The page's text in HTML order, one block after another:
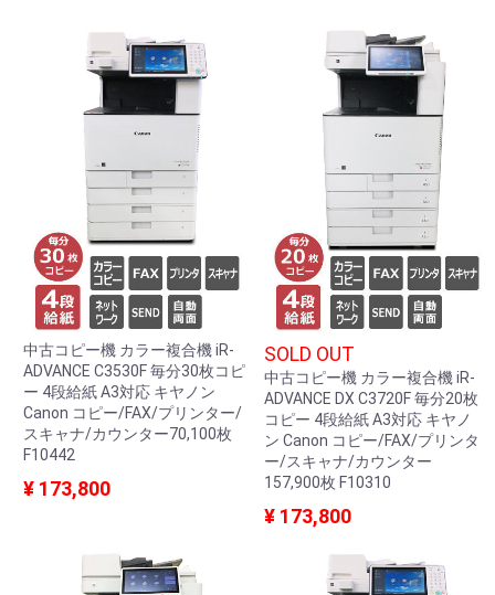
中古コピー機 カラー複合機 iR-
ADVANCE C3530F 毎分30枚コピ
ー 4段給紙 A3対応 キヤノン
Canon コピー/FAX/プリンター/
スキャナ/カウンター70,100枚
F10442
¥ 173,800
SOLD OUT
中古コピー機 カラー複合機 iR-
ADVANCE DX C3720F 毎分20枚
コピー 4段給紙 A3対応 キヤノ
ン Canon コピー/FAX/プリンタ
ー/スキャナ/カウンター
157,900枚 F10310
¥ 173,800